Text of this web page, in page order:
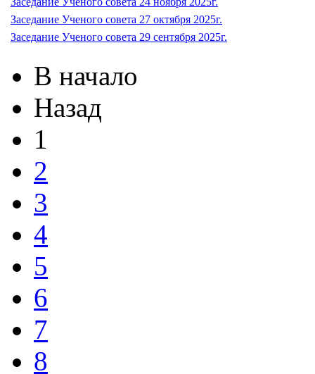
Заседание Ученого совета 27 октября 2025г.
Заседание Ученого совета 29 сентября 2025г.
В начало
Назад
1
2
3
4
5
6
7
8